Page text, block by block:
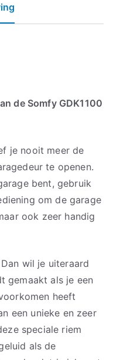
de Somfy GDK1100
je nooit meer de
te openen.
bent, gebruik
om de garage
ook zeer handig
wil je uiteraard
gemaakt als je een
heeft
een unieke en zeer
speciale riem
als de